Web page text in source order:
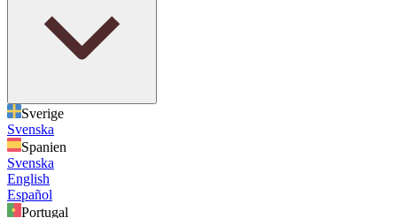
Sverige
Svenska
Spanien
Svenska
English
Español
Portugal